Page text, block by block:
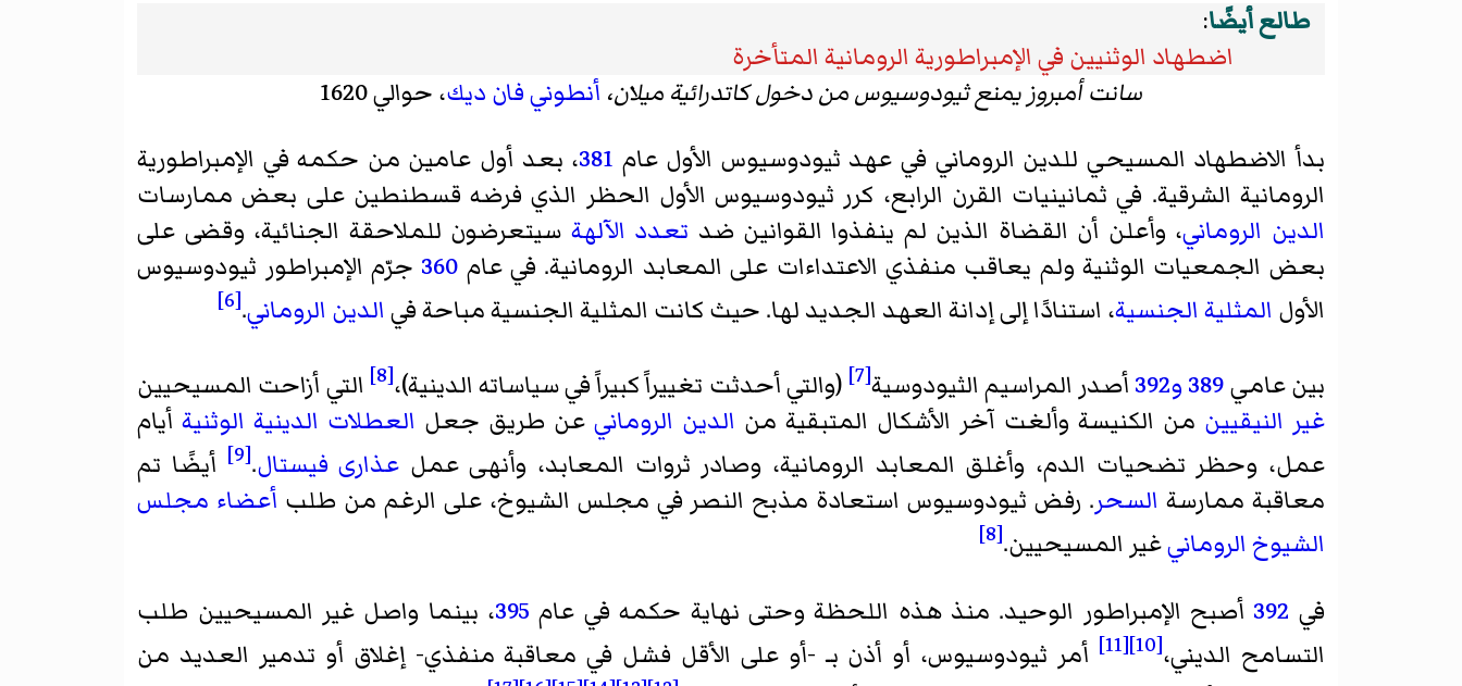
طالع أيضًا:
اضطهاد الوثنيين في الإمبراطورية الرومانية المتأخرة
سانت أمبروز يمنع ثيودوسيوس من دخول كاتدرائية ميلان، أنطوني فان ديك، حوالي 1620
بدأ الاضطهاد المسيحي للدين الروماني في عهد ثيودوسيوس الأول عام 381، بعد أول عامين من حكمه في الإمبراطورية
الرومانية الشرقية. في ثمانينيات القرن الرابع، كرر ثيودوسيوس الأول الحظر الذي فرضه قسطنطين على بعض ممارسات
الدين الروماني، وأعلن أن القضاة الذين لم ينفذوا القوانين ضد تعدد الآلهة سيتعرضون للملاحقة الجنائية، وقضى على
بعض الجمعيات الوثنية ولم يعاقب منفذي الاعتداءات على المعابد الرومانية. في عام 360 جرّم الإمبراطور ثيودوسيوس
الأول المثلية الجنسية، استنادًا إلى إدانة العهد الجديد لها. حيث كانت المثلية الجنسية مباحة في الدين الروماني.
[6]
بين عامي389 و392 أصدر المراسيم الثيودوسية[7] (والتي أحدثت تغييراً كبيراً في سياساته الدينية)،[8]
التي أزاحت المسيحيين
غير النيقيين من الكنيسة وألغت آخر الأشكال المتبقية من الدين الرومانيعن طريق جعل العطلات الدينية الوثنيةأيام
عمل، وحظر تضحيات الدم، وأغلق المعابد الرومانية، وصادر ثروات المعابد، وأنهى عمل عذارى فيستال.
[9]
أيضًا تم
معاقبة ممارسة السحر. رفض ثيودوسيوس استعادة مذبح النصر في مجلس الشيوخ، على الرغم من طلب أعضاء مجلس
الشيوخ الرومانيغير المسيحيين.[8]
في 392 أصبح الإمبراطور الوحيد. منذ هذه اللحظة وحتى نهاية حكمه في عام 395، بينما واصل غير المسيحيين طلب
التسامح الديني،[10]
[11]
أمر ثيودوسيوس، أو أذن بـ -أو على الأقل فشل في معاقبة منفذي- إغلاق أو تدمير العديد من